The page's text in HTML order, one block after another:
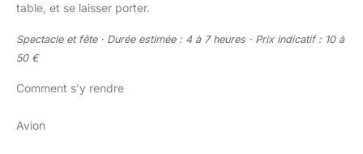
table, et se laisser porter.
Spectacle et fête · Durée estimée : 4 à 7 heures · Prix indicatif : 10 à
50 €
Comment s’y rendre
Avion